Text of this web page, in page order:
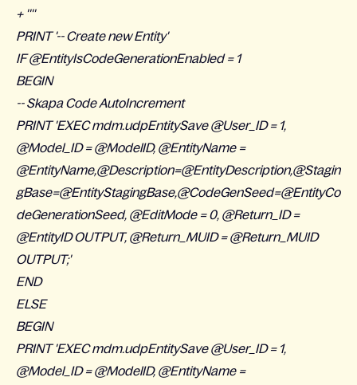
+ ''''
PRINT '-- Create new Entity'
IF @EntityIsCodeGenerationEnabled = 1
BEGIN
-- Skapa Code AutoIncrement
PRINT 'EXEC mdm.udpEntitySave @User_ID = 1,
@Model_ID = @ModelID, @EntityName =
@EntityName,@Description=@EntityDescription,@Stagin
gBase=@EntityStagingBase,@CodeGenSeed=@EntityCo
deGenerationSeed, @EditMode = 0, @Return_ID =
@EntityID OUTPUT, @Return_MUID = @Return_MUID
OUTPUT;'
END
ELSE
BEGIN
PRINT 'EXEC mdm.udpEntitySave @User_ID = 1,
@Model_ID = @ModelID, @EntityName =